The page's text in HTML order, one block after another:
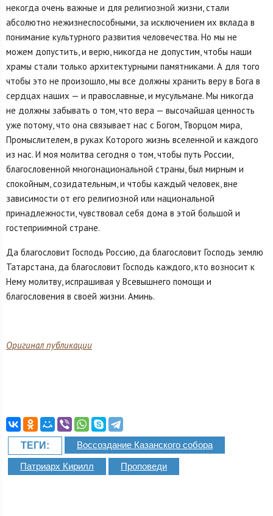
некогда очень важные и для религиозной жизни, стали
абсолютно нежизнеспособными, за исключением их вклада в
понимание культурного развития человечества. Но мы не
можем допустить, и верю, никогда не допустим, чтобы наши
храмы стали только архитектурными памятниками. А для того
чтобы это не произошло, мы все должны хранить веру в Бога в
сердцах наших — и православные, и мусульмане. Мы никогда
не должны забывать о том, что вера — высочайшая ценность
уже потому, что она связывает нас с Богом, Творцом мира,
Промыслителем, в руках Которого жизнь вселенной и каждого
из нас. И моя молитва сегодня о том, чтобы путь России,
благословенной многонациональной страны, был мирным и
спокойным, созидательным, и чтобы каждый человек, вне
зависимости от его религиозной или национальной
принадлежности, чувствовал себя дома в этой большой и
гостеприимной стране.
Да благословит Господь Россию, да благословит Господь землю
Татарстана, да благословит Господь каждого, кто возносит к
Нему молитву, испрашивая у Всевышнего помощи и
благословения в своей жизни. Аминь.
Оригинал публикации
ТЕГИ: Воссоздание Казанского собора
Патриарх Кирилл Проповеди